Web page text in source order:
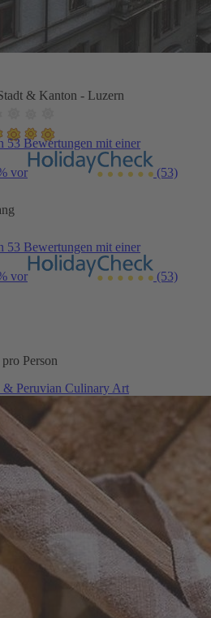
& Kanton - Luzern
53 Bewertungen mit einer
vor
(53)
53 Bewertungen mit einer
vor
(53)
pro Person
& Peruvian Culinary Art